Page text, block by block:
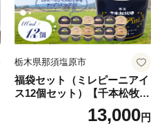
栃木県那須塩原市
福袋セット（ミレピーニアイ
ス12個セット）【千本松牧
場】 ns025-014-12 【デザー
ト 詰め合わせ ギフト】
13,000円